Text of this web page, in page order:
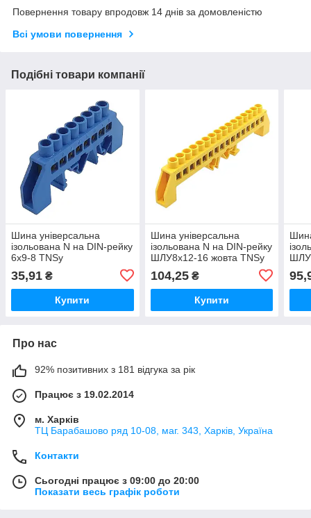
Повернення товару впродовж 14 днів за домовленістю
Всі умови повернення
Подібні товари компанії
Шина універсальна
ізольована N на DIN-рейку
6х9-8 TNSy
35,91 ₴
Купити
Шина універсальна
ізольована N на DIN-рейку
ШЛУ8х12-16 жовта TNSy
104,25₴
Купити
Про нас
92% позитивних з 181 відгука за рік
Працює з 19.02.2014
м. Харків
ТЦ Барабашово ряд 10-08, маг. 343, Харків, Україна
Контакти
Сьогодні працює з 09:00 до 20:00
Показати весь графік роботи